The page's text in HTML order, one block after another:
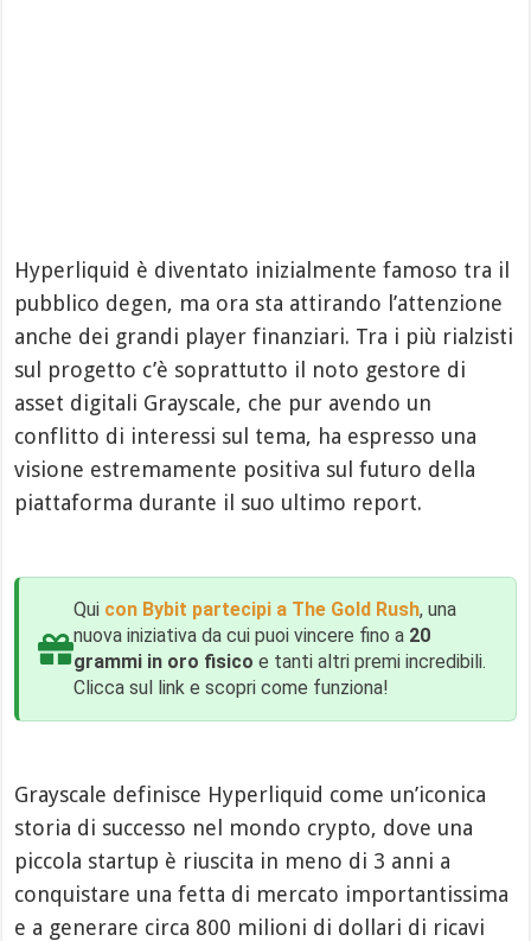
Hyperliquid è diventato inizialmente famoso tra il
pubblico degen, ma ora sta attirando l’attenzione
anche dei grandi player finanziari. Tra i più rialzisti
sul progetto c’è soprattutto il noto gestore di
asset digitali Grayscale, che pur avendo un
conflitto di interessi sul tema, ha espresso una
visione estremamente positiva sul futuro della
piattaforma durante il suo ultimo report.
Qui con Bybit partecipi a The Gold Rush, una
nuova iniziativa da cui puoi vincere fino a 20
grammi in oro fisico e tanti altri premi incredibili.
Clicca sul link e scopri come funziona!
Grayscale definisce Hyperliquid come un’iconica
storia di successo nel mondo crypto, dove una
piccola startup è riuscita in meno di 3 anni a
conquistare una fetta di mercato importantissima
e a generare circa 800 milioni di dollari di ricavi